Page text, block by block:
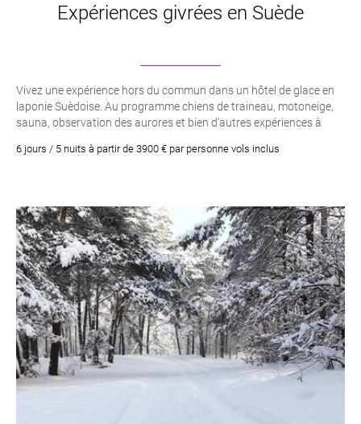
Expériences givrées en Suède
Vivez une expérience hors du commun dans un hôtel de glace en
laponie Suèdoise. Au programme chiens de traineau, motoneige,
sauna, observation des aurores et bien d’autres expériences à
6 jours / 5 nuits à partir de 3900 € par personne vols inclus